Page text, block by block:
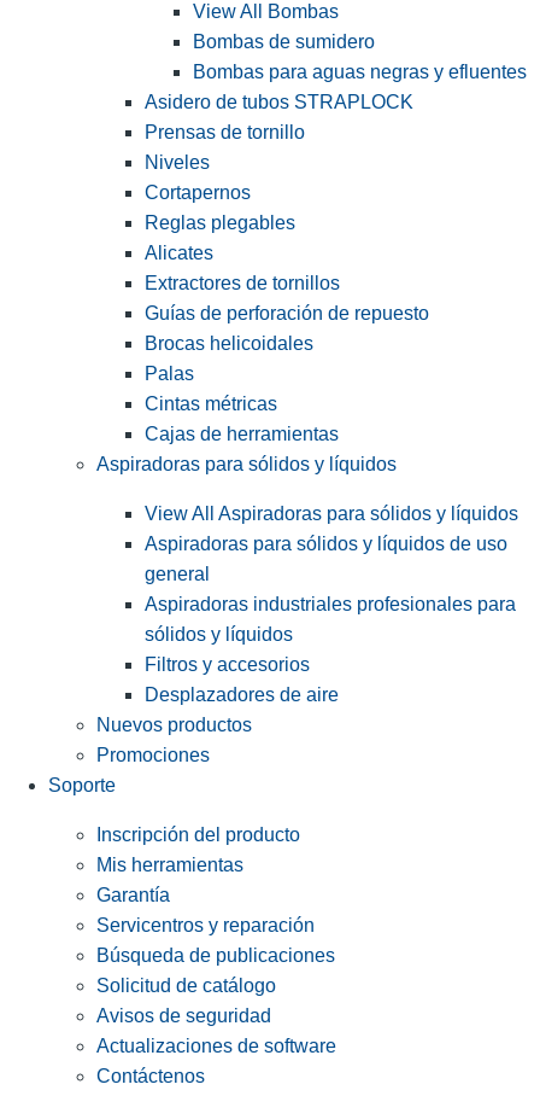
View All Bombas
Bombas de sumidero
Bombas para aguas negras y efluentes
Asidero de tubos STRAPLOCK
Prensas de tornillo
Niveles
Cortapernos
Reglas plegables
Alicates
Extractores de tornillos
Guías de perforación de repuesto
Brocas helicoidales
Palas
Cintas métricas
Cajas de herramientas
Aspiradoras para sólidos y líquidos
View All Aspiradoras para sólidos y líquidos
Aspiradoras para sólidos y líquidos de uso
general
Aspiradoras industriales profesionales para
sólidos y líquidos
Filtros y accesorios
Desplazadores de aire
Nuevos productos
Promociones
Soporte
Inscripción del producto
Mis herramientas
Garantía
Servicentros y reparación
Búsqueda de publicaciones
Solicitud de catálogo
Avisos de seguridad
Actualizaciones de software
Contáctenos